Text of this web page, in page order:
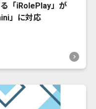
「iRolePlay」が
」に対応